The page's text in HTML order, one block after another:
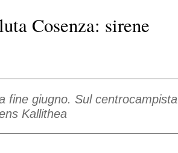
Cosenza: sirene
fine giugno. Sul centrocampista
Kallithea